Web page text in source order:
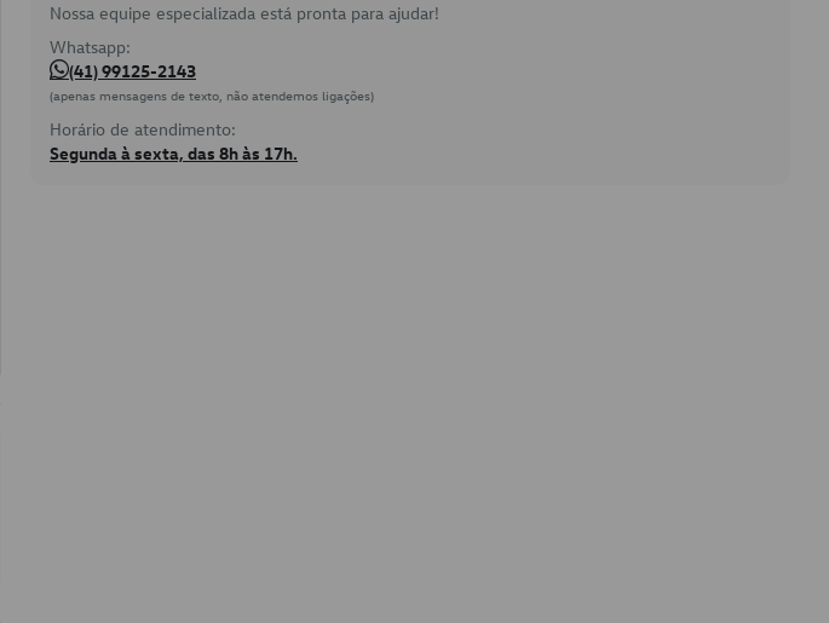
Nossa equipe especializada está pronta para ajudar!
Whatsapp:
(41) 99125-2143
(apenas mensagens de texto, não atendemos ligações)
Horário de atendimento:
Segunda à sexta, das 8h às 17h.